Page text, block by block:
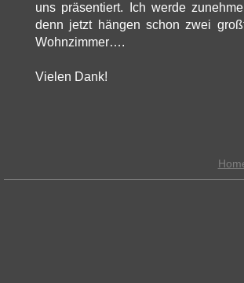
uns präsentiert. Ich werde
denn jetzt hängen schon zwei
Wohnzimmer….
Vielen Dank!